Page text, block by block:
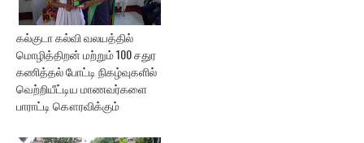
கல்குடா கல்வி வலயத்தில்
மொழித்திறன் மற்றும் 100 சதுர
கணித்தல் போட்டி நிகழ்வுகளில்
வெற்றியீட்டிய மாணவர்களை
பாராட்டி கௌரவிக்கும்